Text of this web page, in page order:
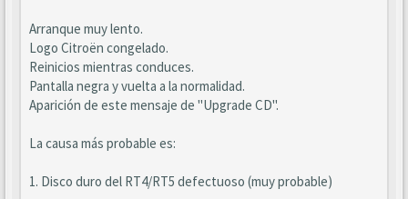
Arranque muy lento.
Logo Citroën congelado.
Reinicios mientras conduces.
Pantalla negra y vuelta a la normalidad.
Aparición de este mensaje de "Upgrade CD".
La causa más probable es:
1. Disco duro del RT4/RT5 defectuoso (muy probable)